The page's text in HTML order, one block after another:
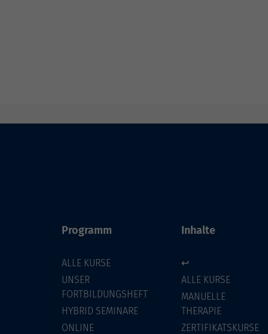
Programm
ALLE KURSE
UNSER
FORTBILDUNGSHEFT
HYBRID SEMINARE
ONLINE
Inhalte
↩
ALLE KURSE
MANUELLE
THERAPIE
ZERTIFIKATSKURSE